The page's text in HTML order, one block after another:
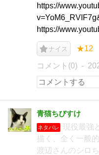
https://
https://
ナイス ★12
コメント(0)
青猫ちびすけ
ネタバレ
現役最強
描く、全く一般
渡辺さんのシロ